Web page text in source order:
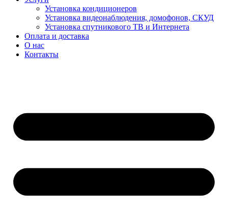
Установка кондиционеров
Установка видеонаблюдения, домофонов, СКУД
Установка спутникового ТВ и Интернета
Оплата и доставка
О нас
Контакты